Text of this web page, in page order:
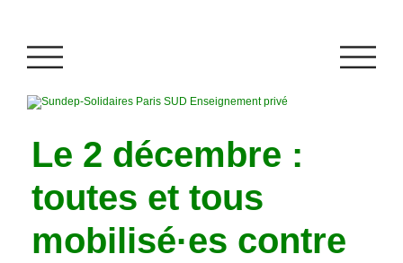
Le 2 décembre :
toutes et tous
mobilisé·es contre